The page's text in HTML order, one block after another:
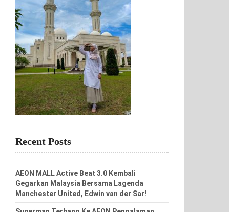
Recent Posts
AEON MALL Active Beat 3.0 Kembali
Gegarkan Malaysia Bersama Lagenda
Manchester United, Edwin van der Sar!